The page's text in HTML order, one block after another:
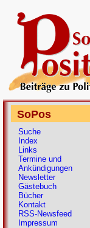
SoPos
Suche
Index
Links
Termine und
Ankündigungen
Newsletter
Gästebuch
Bücher
Kontakt
RSS-Newsfeed
Impressum